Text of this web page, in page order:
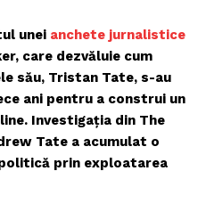
unei anchete jurnalistice
care dezvăluie cum
său, Tristan Tate, s-au
ani pentru a construi un
Investigația din The
Tate a acumulat o
prin exploatarea